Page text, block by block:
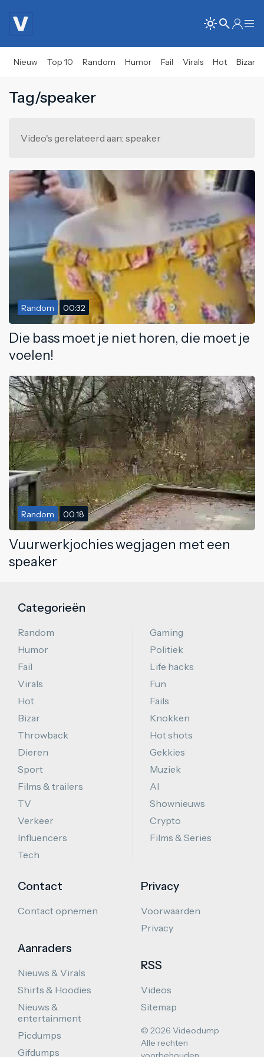
Nieuw Top 10 Random Humor Fail Virals Hot Bizar
Tag/speaker
Video's gerelateerd aan: speaker
Random 00:32
Die bass moet je niet horen, die moet je
voelen!
Random 00:18
Vuurwerkjochies wegjagen met een
speaker
Categorieën
Random
Humor
Fail
Virals
Hot
Bizar
Throwback
Dieren
Sport
Films & trailers
TV
Verkeer
Influencers
Tech
Gaming
Politiek
Life hacks
Fun
Fails
Knokken
Hot shots
Gekkies
Muziek
AI
Shownieuws
Crypto
Films & Series
Contact
Contact opnemen
Aanraders
Nieuws & Virals
Shirts & Hoodies
Nieuws &
entertainment
Picdumps
Gifdumps
Privacy
Voorwaarden
Privacy
RSS
Videos
Sitemap
© 2026 Videodump
Alle rechten